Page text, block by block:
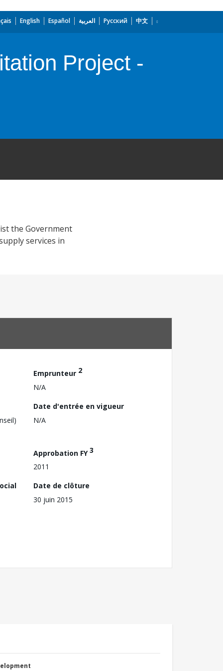
English Español العربية Русский 中文
Project -
the Government
services in
Emprunteur 2
N/A
Date d'entrée en vigueur
N/A
Approbation FY3
2011
Date de clôture
30 juin 2015